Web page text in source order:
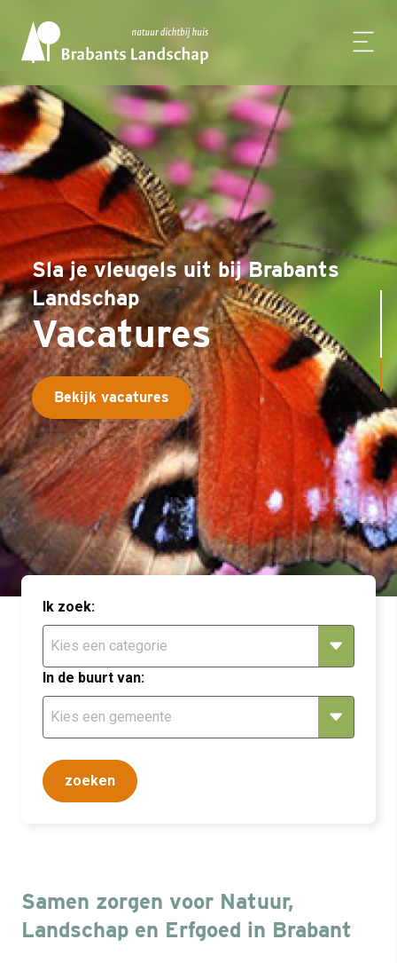
Sla je vleugels uit bij Brabants
Landschap
Vacatures
Bekijk vacatures
Ik zoek:
In de buurt van:
Samen zorgen voor Natuur,
Landschap en Erfgoed in Brabant